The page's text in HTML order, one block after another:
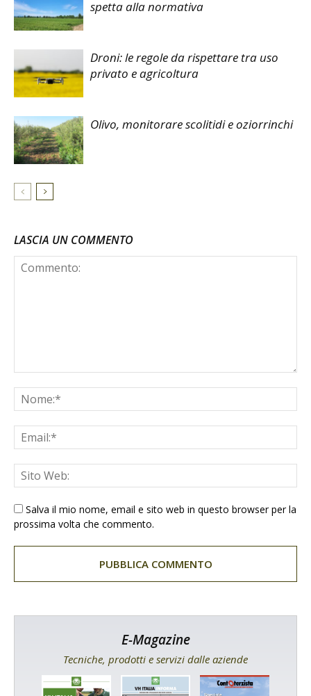
spetta alla normativa
Droni: le regole da rispettare tra uso
privato e agricoltura
Olivo, monitorare scolitidi e oziorrinchi
LASCIA UN COMMENTO
Salva il mio nome, email e sito web in questo browser per la
prossima volta che commento.
E-Magazine
Tecniche, prodotti e servizi dalle aziende